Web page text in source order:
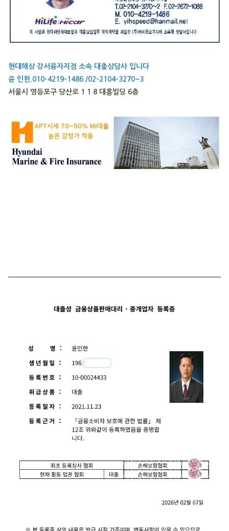
현대해상 강서융자지점 소속 대출상담사 입니다
윤 인한.010-4219-1486 /02-2104-3270~3
서울시 영등포구 당산로 1 1 8 대흥빌딩 6층